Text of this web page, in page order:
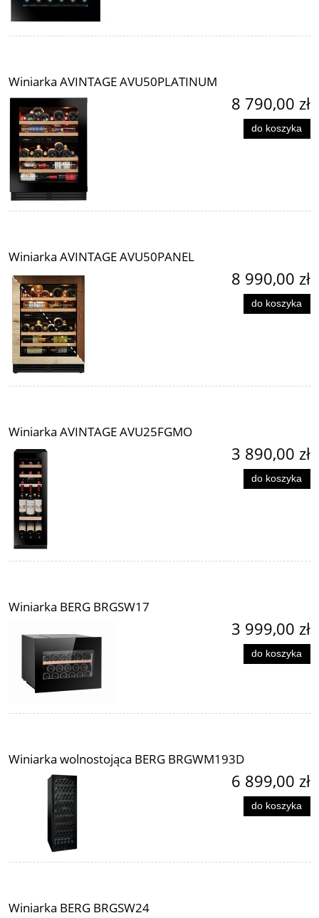
Winiarka AVINTAGE AVU50PLATINUM
8 790,00 zł
do koszyka
Winiarka AVINTAGE AVU50PANEL
8 990,00 zł
do koszyka
Winiarka AVINTAGE AVU25FGMO
3 890,00 zł
do koszyka
Winiarka BERG BRGSW17
3 999,00 zł
do koszyka
Winiarka wolnostojąca BERG BRGWM193D
6 899,00 zł
do koszyka
Winiarka BERG BRGSW24